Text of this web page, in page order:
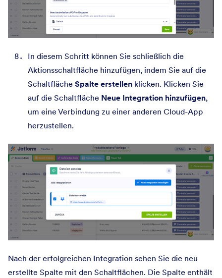
In diesem Schritt können Sie schließlich die
Aktionsschaltfläche hinzufügen, indem Sie auf die
Schaltfläche Spalte erstellen klicken. Klicken Sie
auf die Schaltfläche Neue Integration hinzufügen,
um eine Verbindung zu einer anderen Cloud-App
herzustellen.
Nach der erfolgreichen Integration sehen Sie die neu
erstellte Spalte mit den Schaltflächen. Die Spalte enthält